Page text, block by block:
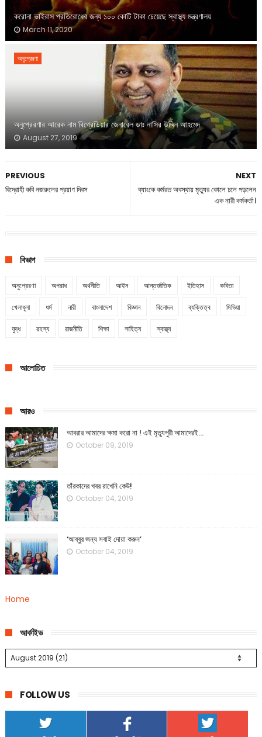
করোনা ভাইরাস প্রতিরোধের জন্য ১০০ কোটি টাকা চেয়েছে স্বাস্থ্য মন্ত্রণালয়
March 11, 2020
অনুপ্রেরণা
অনুপ্রেরণার আরেক নাম বিগ্রেডিয়ার জেনারেল ডাঃ নাসির উদ্দিন আহমেদ
August 27, 2019
NEXT
ব্যাংকে কর্মরত অবস্থায় মৃত্যুর কোলে ঢলে পড়লেন
এক নারী কর্মকর্তা।
PREVIOUS
বিদ্রোহী কবি নজরুলের প্রয়াণ দিবস
বিভাগ
অনুপ্রেরণা অপরাধ অর্থনীতি আইন আন্তর্জাতিক ইতিহাস কবিতা
খেলাধূলা ধর্ম নারী বাংলাদেশ বিজ্ঞান বিনোদন ব্যক্তিত্ব মিডিয়া
যুদ্ধ রহস্য রাজনীতি শিক্ষা সাহিত্য স্বাস্থ্য
আলোচিত
আরও
আবরার আমাদের ক্ষমা করো না ! এই মৃত্যুপুরী আমাদেরই...
October 09, 2019
তাঁরকাদের খবর রাখেনি কেউ!
October 04, 2019
‘আব্বুর জন্য সবাই দোয়া করুন’
October 04, 2019
Home
আর্কাইভ
FOLLOW US